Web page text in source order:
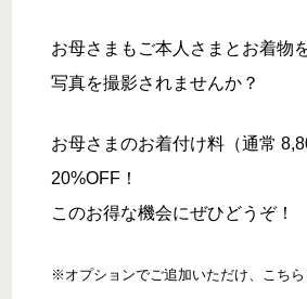
お母さまもご本人さまとお着物
写真を撮影されませんか？
お母さまのお着付け料（通常
20%OFF！
このお得な機会にぜひどうぞ！
※オプションでご追加いただけ、こち